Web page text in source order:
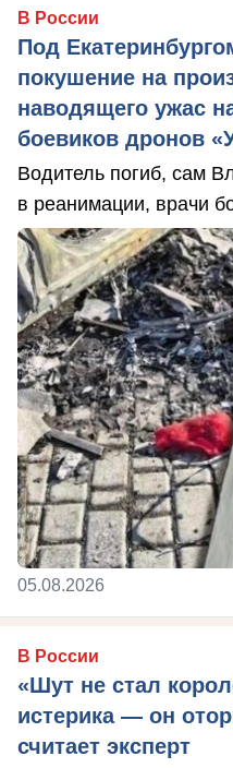
В России
Под
покушение на
наводящего ужас
боевиков дронов
Водитель погиб, сам
в реанимации, врачи
05.08.2026
В России
«Шут не стал
истерика — он
считает эксперт